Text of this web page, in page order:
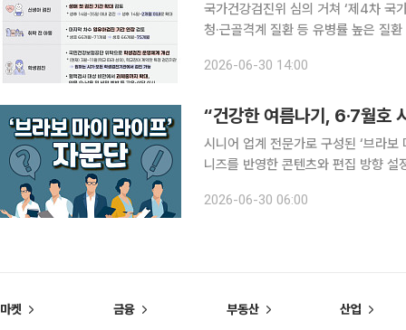
국가건강검진위 심의 거쳐 ‘제4차
청·근골격계 질환 등 유병률 높은 질환 확대 검토 정부가 초고령사회 대응
건강검진으로 모두가 누리는 평생건강
2026-06-30 14:00
“건강한 여름나기, 6·7월호
시니어 업계 전문가로 구성된 ‘브라보 마이
니즈를 반영한 콘텐츠와 편집 방향 설정을 위해
스학과 교수, 양진옥 굿네이버스 미래
2026-06-30 06:00
마켓 금융 부동산 산업